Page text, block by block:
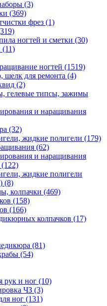
(3)
(369)
фрез (1)
ногтей и сметки (30)
(11)
ногтей (1519)
шелк для ремонта (4)
(2)
гелевые типсы, зажимы
и наращивания
(32)
жидкие полигели (179)
(62)
и наращивания
(122)
жидкие полигели
(8)
колпачки (469)
(158)
(166)
колпачков (17)
(81)
(54)
рук и ног (10)
ЧЗ (3)
ног (131)